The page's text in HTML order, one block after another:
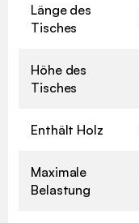
Länge des
Tisches
Höhe des
Tisches
Enthält Holz
Maximale
Belastung